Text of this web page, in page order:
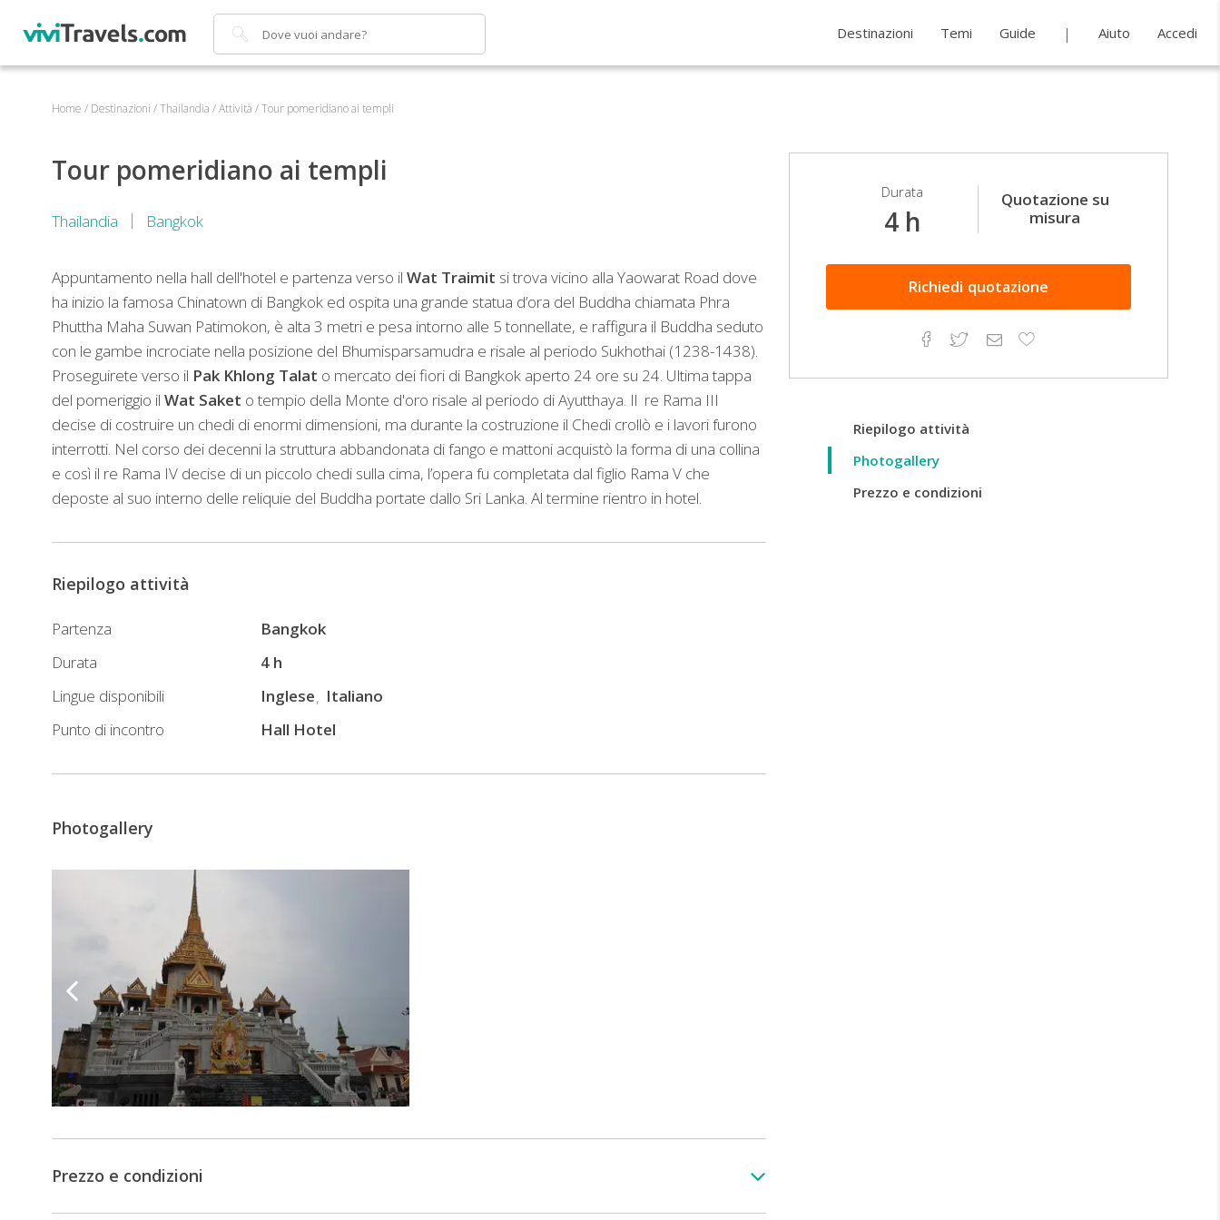
Cerca Destinazioni Temi Guide Aiuto Accedi
Home / Destinazioni /Thailandia /Attività /Tour pomeridiano ai templi
Tour pomeridiano ai templi
Thailandia Bangkok
Appuntamento nella hall dell'hotel e partenza verso il Wat Traimit si trova vicino alla Yaowarat Road dove
ha inizio la famosa Chinatown di Bangkok ed ospita una grande statua d’ora del Buddha chiamata Phra
Phuttha Maha Suwan Patimokon, è alta 3 metri e pesa intorno alle 5 tonnellate, e raffigura il Buddha seduto
con le gambe incrociate nella posizione del Bhumisparsamudra e risale al periodo Sukhothai (1238-1438).
Proseguirete verso il Pak Khlong Talat o mercato dei fiori di Bangkok aperto 24 ore su 24. Ultima tappa
del pomeriggio il Wat Saket o tempio della Monte d'oro risale al periodo di Ayutthaya. Il re Rama III
decise di costruire un chedi di enormi dimensioni, ma durante la costruzione il Chedi crollò e i lavori furono
interrotti. Nel corso dei decenni la struttura abbandonata di fango e mattoni acquistò la forma di una collina
e così il re Rama IV decise di un piccolo chedi sulla cima, l’opera fu completata dal figlio Rama V che
deposte al suo interno delle reliquie del Buddha portate dallo Sri Lanka. Al termine rientro in hotel.
Riepilogo attività
Partenza
Bangkok
Durata
4 h
Lingue disponibili
Inglese
Italiano
Punto di incontro
Hall Hotel
Photogallery
Prezzo e condizioni
Durata
4 h
Quotazione su
misura
Richiedi quotazione
Facebook
TwitterEmailAggiungi
Riepilogo attività
Photogallery
Prezzo e condizioni